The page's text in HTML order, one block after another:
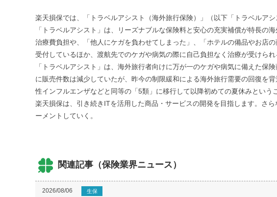
楽天損保では、「トラベルアシスト（海外旅行保険）」（以下「トラベルア
「トラベルアシスト」は、リーズナブルな保険料と安心の充実補償が特長
治療費負担や、「他人にケガを負わせてしまった」、「ホテルの備品やお店
受付しているほか、渡航先でのケガや病気の際に自己負担なく治療が受けら
「トラベルアシスト」は、海外旅行者向けに万が一のケガや病気に備えた
に販売件数は減少していたが、昨今の制限緩和による海外旅行需要の回復を
性インフルエンザなどと同等の「5類」に移行して以降初めての夏休みという
楽天損保は、引き続きITを活用した商品・サービスの開発を目指します。さ
ーメントしていく。
関連記事（保険業界ニュース）
2026/08/06 生保